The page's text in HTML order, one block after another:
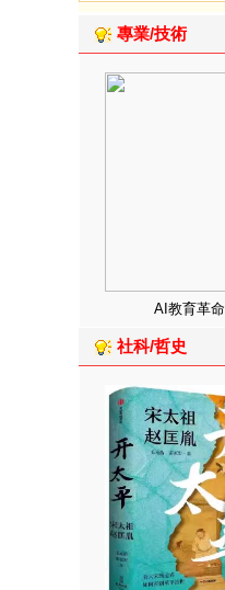
專業/技術
AI教育革命
社科/哲史